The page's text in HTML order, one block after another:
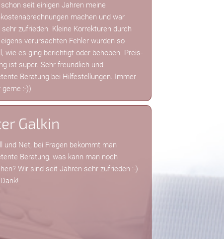
seit einigen Jahren meine
machen und war
zufrieden. Kleine Korrekturen durch
verursachten Fehler wurden so
wie es ging berichtigt oder behoben. Preis-
ist super. Sehr freundlich und
Beratung bei Hilfestellungen. Immer
gerne :-))
Galkin
und Net, bei Fragen bekommt man
Beratung, was kann man noch
Wir sind seit Jahren sehr zufrieden :-)